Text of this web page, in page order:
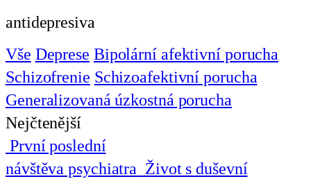
antidepresiva
Vše Deprese Bipolární afektivní porucha
Schizofrenie Schizoafektivní porucha
Generalizovaná úzkostná porucha
Nejčtenější
První poslední
návštěva psychiatra Život s duševní